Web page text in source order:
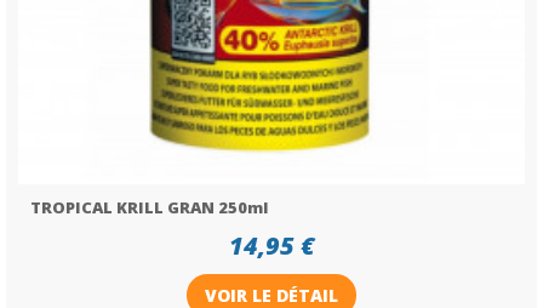
TROPICAL KRILL GRAN 250ml
14,95 €
VOIR LE DÉTAIL